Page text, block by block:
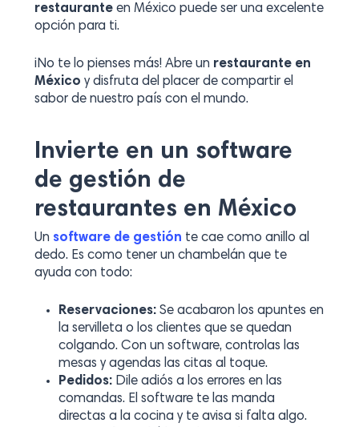
restauranteen México puede ser una excelente
opción para ti.
¡No te lo pienses más! Abre un restaurante en
México y disfruta del placer de compartir el
sabor de nuestro país con el mundo.
Invierte en un software
de gestión de
restaurantes en México
Un software de gestión te cae como anillo al
dedo. Es como tener un chambelán que te
ayuda con todo:
Reservaciones: Se acabaron los apuntes en
la servilleta o los clientes que se quedan
colgando. Con un software, controlas las
mesas y agendas las citas al toque.
Pedidos:Dile adiós a los errores en las
comandas. El software te las manda
directas a la cocina y te avisa si falta algo.